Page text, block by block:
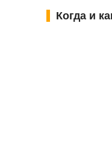
Когда и